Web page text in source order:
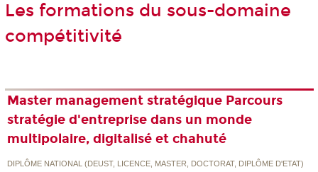
Les formations du sous-domaine
compétitivité
Master management stratégique Parcours
stratégie d'entreprise dans un monde
multipolaire, digitalisé et chahuté
DIPLÔME NATIONAL (DEUST, LICENCE, MASTER, DOCTORAT, DIPLÔME D'ETAT)